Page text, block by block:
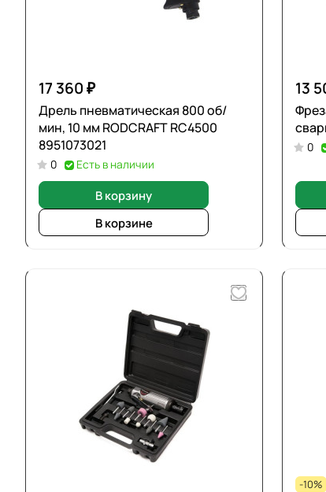
17 360 ₽
Дрель пневматическая 800 об/
мин, 10 мм RODCRAFT RC4500
8951073021
0 Есть в наличии
В корзину
В корзине
13
0
-10%